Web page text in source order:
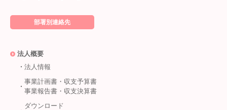
部署別連絡先
法人概要
法人情報
事業計画書・収支予算書
事業報告書・収支決算書
ダウンロード